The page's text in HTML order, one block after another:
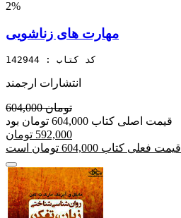
2%
مهارت های زناشویی
کد کتاب : 142944
انتشارات ارجمند
604,000 تومان
قیمت اصلی کتاب 604,000 تومان بود
592,000 تومان
قیمت فعلی کتاب 604,000 تومان است